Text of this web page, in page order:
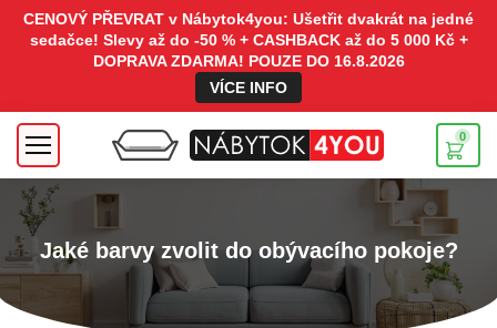
CENOVÝ PŘEVRAT v Nábytok4you: Ušetřit dvakrát na jedné
sedačce! Slevy až do -50 % + CASHBACK až do 5 000 Kč +
DOPRAVA ZDARMA! POUZE DO 16.8.2026
VÍCE INFO
0
Jaké barvy zvolit do obývacího pokoje?